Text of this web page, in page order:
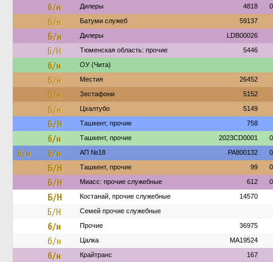
б/н Дилеры 4818
б/н Батуми служеб 59137
Б/н Дилеры LDB00026
Б/Н Тюменская область: прочие 5446
б/н ОУ (Чита)
б/н Местия 26452
б/н Зестафони 5152
б/н Цхалтубо 5149
Б/Н Ташкент, прочие 758
б/н Ташкент, прочие 2023CD0001
б/н б/н АП №18 PA800132
Б/Н Ташкент, прочие 99
Б/Н Миасс: прочие служебные 612
Б/Н Костанай, прочие служебные 14570
Б/Н Семей прочие служебные
б/н Прочие 36975
б/н Цалка MA19524
б/н Крайтранс 167